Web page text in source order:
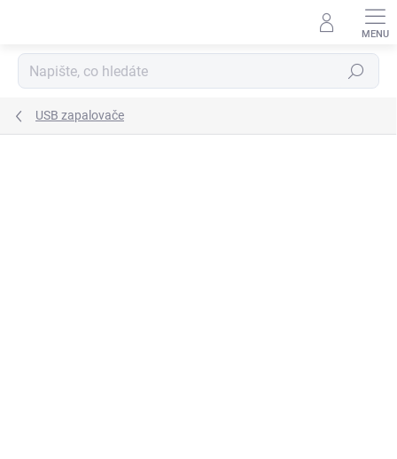
Hledat
USB zapalovače